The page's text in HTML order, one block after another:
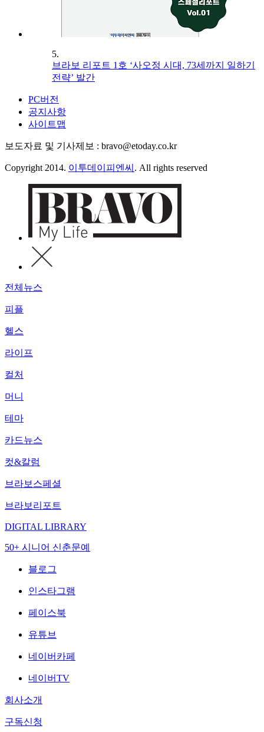
5.
브라보 리포트 1호 ‘사오정 시대, 73세까지 일하기
전략’ 발간
PC버전
공지사항
사이트맵
보도자료 및 기사제보 : bravo@etoday.co.kr
Copyright 2014. 이투데이피엔씨 . All rights reserved
전체뉴스
피플
헬스
라이프
컬처
머니
테마
카드뉴스
컷&칼럼
브라보스페셜
브라보리포트
DIGITAL LIBRARY
50+ 시니어 신춘문예
블로그
인스타그램
페이스북
유튜브
네이버카페
네이버TV
회사소개
구독신청